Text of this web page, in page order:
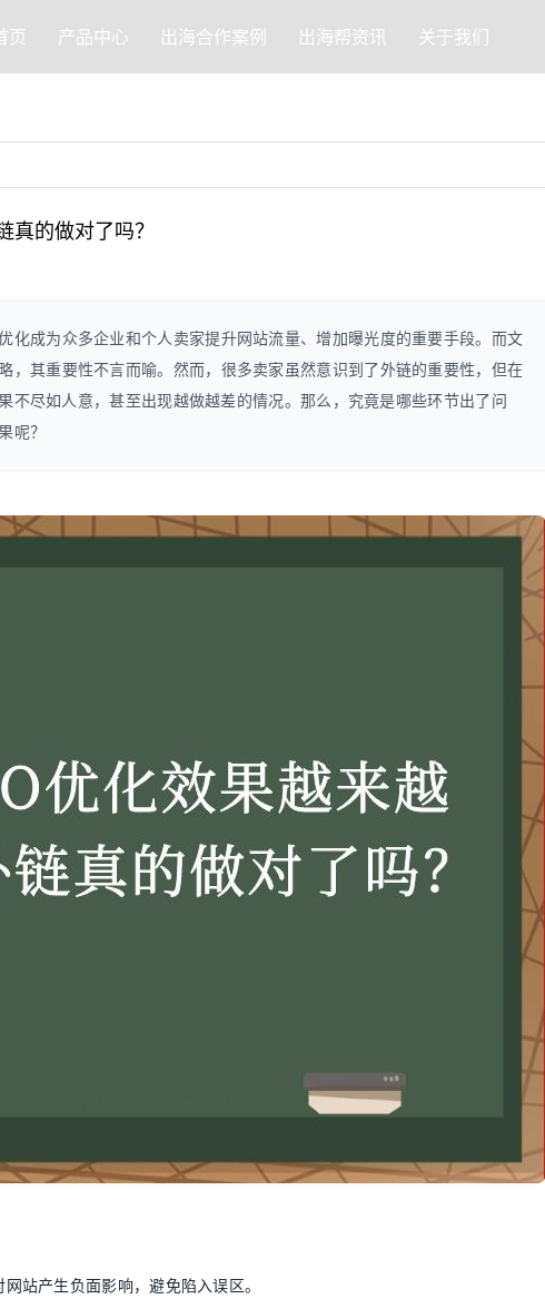
页 产品中心 出海合作案例 出海帮资讯 关于我们
真的做对了吗？
化成为众多企业和个人卖家提升网站流量、增加曝光度的重要手段。而文
，其重要性不言而喻。然而，很多卖家虽然意识到了外链的重要性，但在
不尽如人意，甚至出现越做越差的情况。那么，究竟是哪些环节出了问
呢？
站产生负面影响，避免陷入误区。